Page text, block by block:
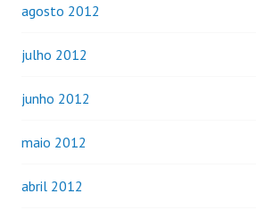
agosto 2012
julho 2012
junho 2012
maio 2012
abril 2012